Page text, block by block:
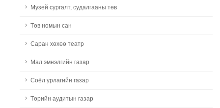
Музей сургалт, судалгааны төв
Төв номын сан
Саран хөхөө театр
Мал эмнэлгийн газар
Соёл урлагийн газар
Төрийн аудитын газар